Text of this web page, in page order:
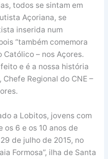
todos se sintam em
Açoriana, se
inserida num
“também comemora
Católico – nos Açores.
e é a nossa história
Regional do CNE –
a Lobitos, jovens com
6 e os 10 anos de
de julho de 2015, no
Formosa”, ilha de Santa